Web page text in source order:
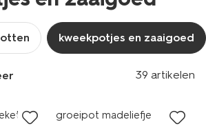
kweekpotjes en zaaigoed
39 artikelen
groeipot madeliefje